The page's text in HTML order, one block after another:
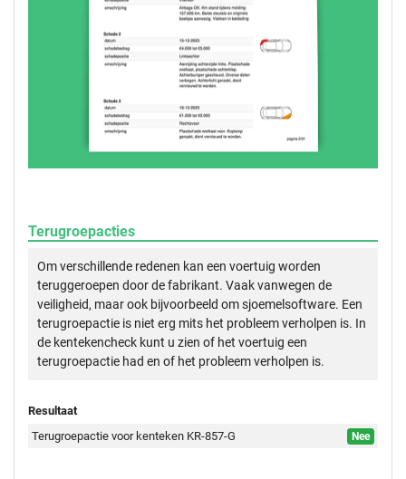
Terugroepacties
Om verschillende redenen kan een voertuig worden
teruggeroepen door de fabrikant. Vaak vanwegen de
veiligheid, maar ook bijvoorbeeld om sjoemelsoftware. Een
terugroepactie is niet erg mits het probleem verholpen is. In
de kentekencheck kunt u zien of het voertuig een
terugroepactie had en of het probleem verholpen is.
Resultaat
Terugroepactie voor kenteken KR-857-G
Nee